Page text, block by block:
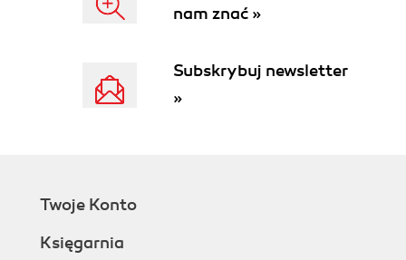
nam znać »
Subskrybuj newsletter
»
Twoje Konto
Księgarnia